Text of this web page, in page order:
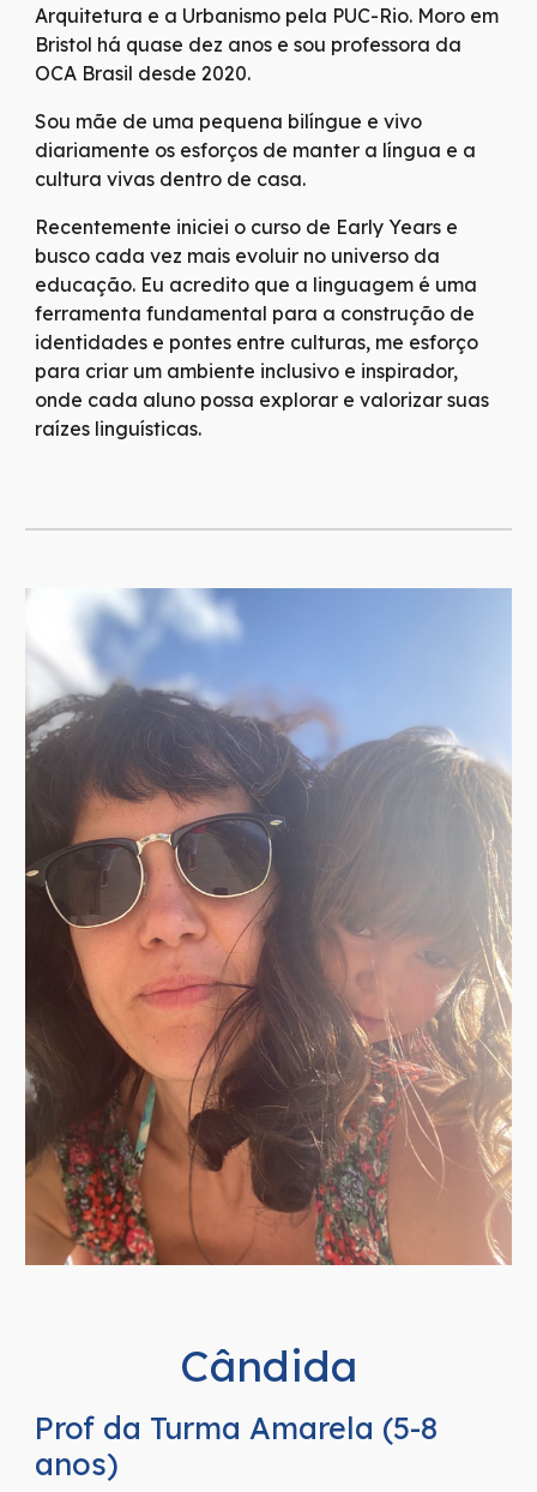
Arquitetura e a Urbanismo pela PUC-Rio. Moro em
Bristol há quase dez anos e sou professora da
OCA Brasil desde 2020.
Sou mãe de uma pequena bilíngue e vivo
diariamente os esforços de manter a língua e a
cultura vivas dentro de casa.
Recentemente iniciei o curso de Early Years e
busco cada vez mais evoluir no universo da
educação. Eu acredito que a linguagem é uma
ferramenta fundamental para a construção de
identidades e pontes entre culturas, me esforço
para criar um ambiente inclusivo e inspirador,
onde cada aluno possa explorar e valorizar suas
raízes linguísticas.
Cândida
Prof da Turma Amarela (5-8
anos)